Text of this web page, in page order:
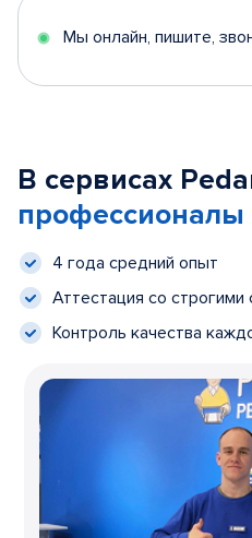
Мы онлайн, пишите,
В сервисах
профессионалы
4 года средний опыт
Аттестация со строгими
Контроль качества